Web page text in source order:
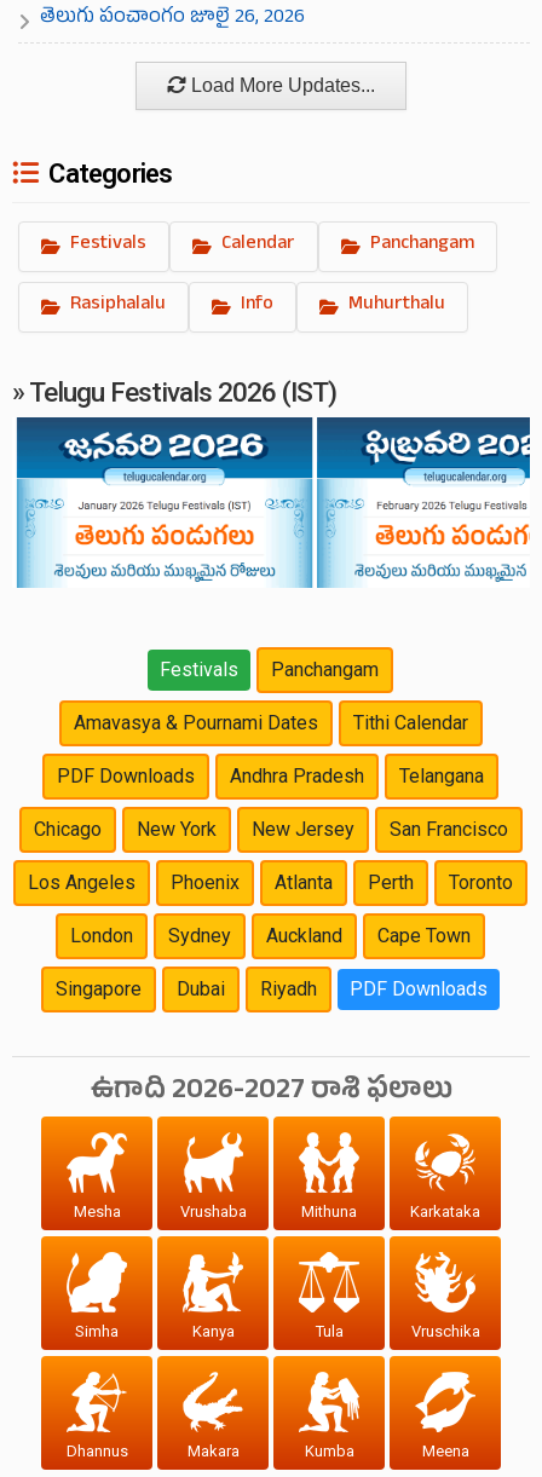
తెలుగు పంచాంగం జూలై 26, 2026
Load More Updates...
Categories
Festivals Calendar Panchangam
Rasiphalalu Info Muhurthalu
» Telugu Festivals 2026 (IST)
Festivals Panchangam
Amavasya & Pournami Dates Tithi Calendar
PDF Downloads Andhra Pradesh Telangana
Chicago New York New Jersey San Francisco
Los Angeles Phoenix Atlanta Perth Toronto
London Sydney Auckland Cape Town
Singapore Dubai Riyadh PDF Downloads
ఉగాది 2026-2027 రాశి ఫలాలు
Mesha Vrushaba Mithuna Karkataka
Simha Kanya Tula Vruschika
Dhannus Makara Kumba Meena